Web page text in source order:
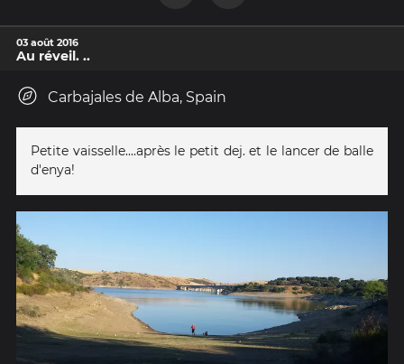
03 août 2016
Au réveil. ..
Carbajales de Alba, Spain
Petite vaisselle....après le petit dej. et le lancer de balle
d'enya!